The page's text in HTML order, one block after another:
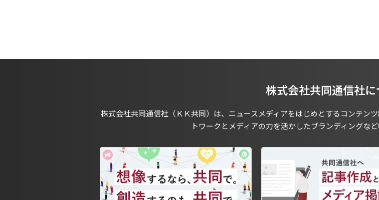
株式会社共同通信社に
株式会社共同通信社（ＫＫ共同）は、ニュースメディアをはじめとするコンテン
トワークとメディアの力を活かしたブランディングな